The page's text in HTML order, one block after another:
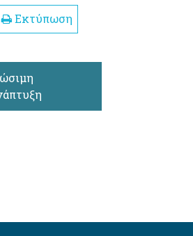
Εκτύπωση